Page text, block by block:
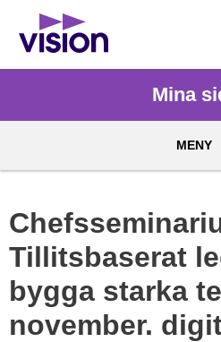
Mina
MENY
Tillitsbaserat
bygga starka
november.